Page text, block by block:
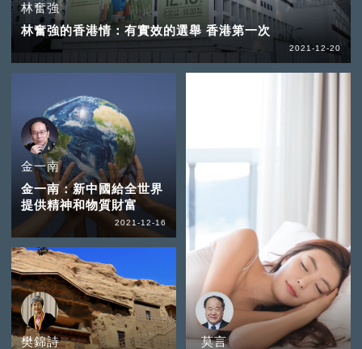
林奮強
林奮強的香港情：有實效的選舉 香港第一次
2021-12-20
金一南
金一南：新中國給全世界
提供精神和物質財富
2021-12-16
樊錦詩
莫言